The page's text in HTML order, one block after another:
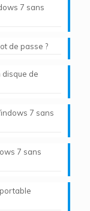
7 sans
de passe ?
disque de
7 sans
7 sans